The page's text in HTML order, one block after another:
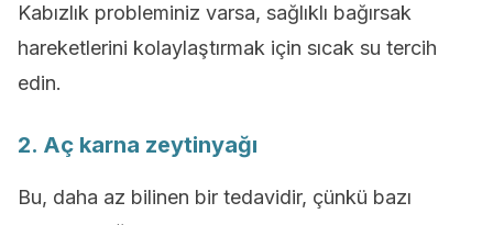
Kabızlık probleminiz varsa, sağlıklı bağırsak
hareketlerini kolaylaştırmak için sıcak su tercih
edin.
2. Aç karna zeytinyağı
Bu, daha az bilinen bir tedavidir, çünkü bazı